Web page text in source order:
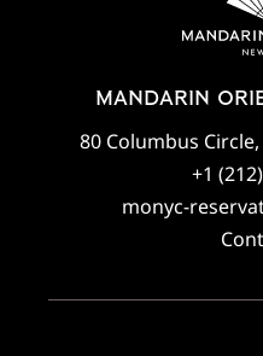
MANDARIN
80 Columbus
+1
monyc-